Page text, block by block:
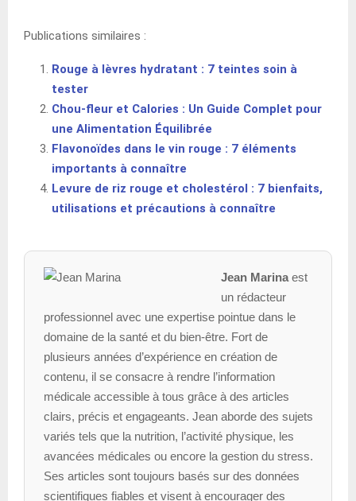
Publications similaires :
Rouge à lèvres hydratant : 7 teintes soin à
tester
Chou-fleur et Calories : Un Guide Complet pour
une Alimentation Équilibrée
Flavonoïdes dans le vin rouge : 7 éléments
importants à connaître
Levure de riz rouge et cholestérol : 7 bienfaits,
utilisations et précautions à connaître
Jean Marinaest
un rédacteur
professionnel avec une expertise pointue dans le
domaine de la santé et du bien-être. Fort de
plusieurs années d’expérience en création de
contenu, il se consacre à rendre l’information
médicale accessible à tous grâce à des articles
clairs, précis et engageants. Jean aborde des sujets
variés tels que la nutrition, l’activité physique, les
avancées médicales ou encore la gestion du stress.
Ses articles sont toujours basés sur des données
scientifiques fiables et visent à encourager des